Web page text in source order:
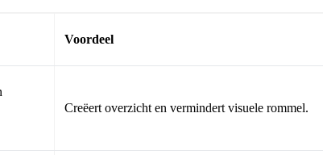
Voordeel
Creëert overzicht en vermindert visuele rommel.